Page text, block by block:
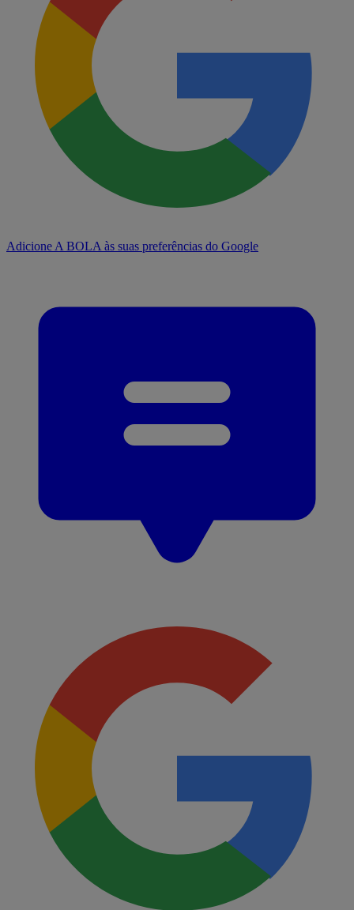
Adicione A BOLA às suas preferências do Google